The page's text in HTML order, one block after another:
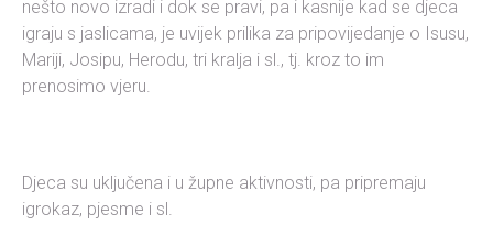
nešto novo izradi i dok se pravi, pa i kasnije kad se djeca
igraju s jaslicama, je uvijek prilika za pripovijedanje o Isusu,
Mariji, Josipu, Herodu, tri kralja i sl., tj. kroz to im
prenosimo vjeru.
Djeca su uključena i u župne aktivnosti, pa pripremaju
igrokaz, pjesme i sl.